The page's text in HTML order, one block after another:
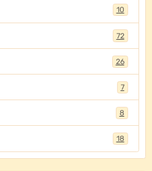
10
72
26
7
8
18